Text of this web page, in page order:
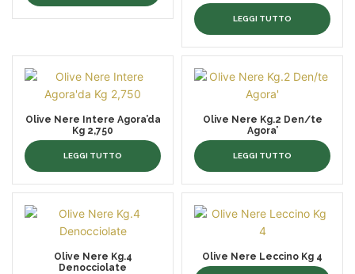
CONTATTI
SEI UN PROFESSIONISTA?
LEGGI TUTTO
Olive Nere Intere Agora’da
Kg 2,750
LEGGI TUTTO
Olive Nere Kg.2 Den/te
Agora’
LEGGI TUTTO
Olive Nere Kg.4
Denocciolate
Olive Nere Leccino Kg 4